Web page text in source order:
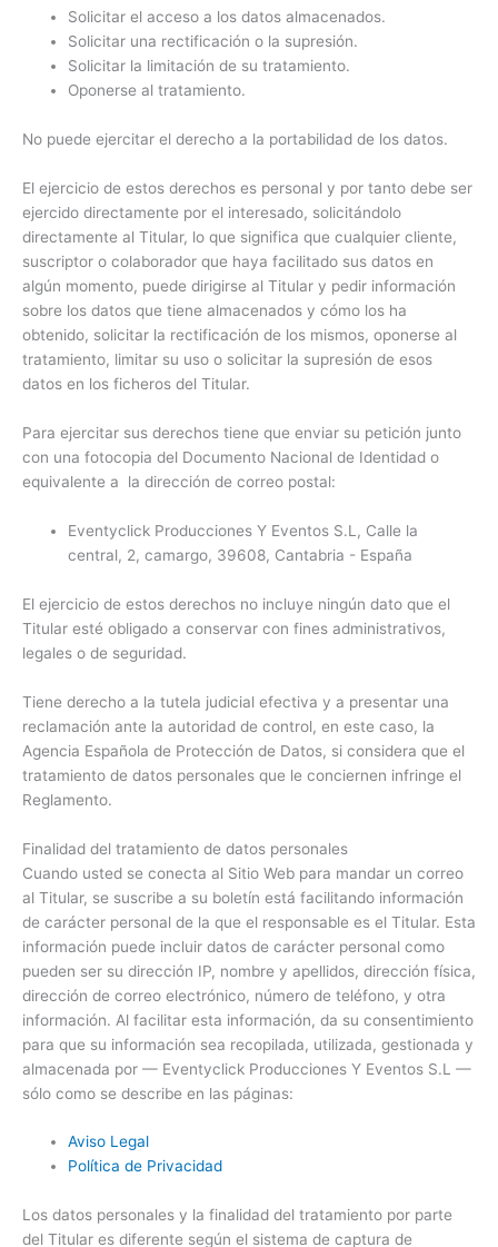
Solicitar el acceso a los datos almacenados.
Solicitar una rectificación o la supresión.
Solicitar la limitación de su tratamiento.
Oponerse al tratamiento.
No puede ejercitar el derecho a la portabilidad de los datos.
El ejercicio de estos derechos es personal y por tanto debe ser
ejercido directamente por el interesado, solicitándolo
directamente al Titular, lo que significa que cualquier cliente,
suscriptor o colaborador que haya facilitado sus datos en
algún momento, puede dirigirse al Titular y pedir información
sobre los datos que tiene almacenados y cómo los ha
obtenido, solicitar la rectificación de los mismos, oponerse al
tratamiento, limitar su uso o solicitar la supresión de esos
datos en los ficheros del Titular.
Para ejercitar sus derechos tiene que enviar su petición junto
con una fotocopia del Documento Nacional de Identidad o
equivalente a la dirección de correo postal:
Eventyclick Producciones Y Eventos S.L, Calle la
central, 2, camargo, 39608, Cantabria - España
El ejercicio de estos derechos no incluye ningún dato que el
Titular esté obligado a conservar con fines administrativos,
legales o de seguridad.
Tiene derecho a la tutela judicial efectiva y a presentar una
reclamación ante la autoridad de control, en este caso, la
Agencia Española de Protección de Datos, si considera que el
tratamiento de datos personales que le conciernen infringe el
Reglamento.
Finalidad del tratamiento de datos personales
Cuando usted se conecta al Sitio Web para mandar un correo
al Titular, se suscribe a su boletín está facilitando información
de carácter personal de la que el responsable es el Titular. Esta
información puede incluir datos de carácter personal como
pueden ser su dirección IP, nombre y apellidos, dirección física,
dirección de correo electrónico, número de teléfono, y otra
información. Al facilitar esta información, da su consentimiento
para que su información sea recopilada, utilizada, gestionada y
almacenada por — Eventyclick Producciones Y Eventos S.L —
sólo como se describe en las páginas:
Aviso Legal
Política de Privacidad
Los datos personales y la finalidad del tratamiento por parte
del Titular es diferente según el sistema de captura de